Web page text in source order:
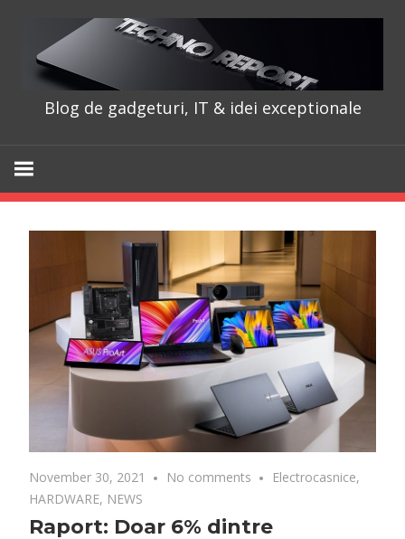
content
Blog de gadgeturi, IT & idei exceptionale
November 30, 2021 No comments Electrocasnice,
HARDWARE, NEWS
Raport: Doar 6% dintre